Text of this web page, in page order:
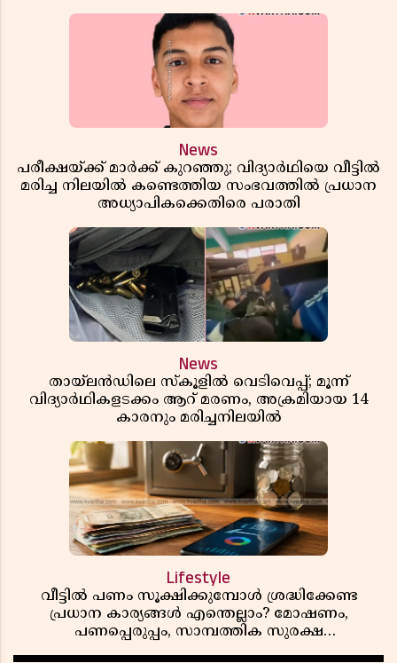
News
പരീക്ഷയ്ക്ക് മാർക്ക് കുറഞ്ഞു; വിദ്യാർഥിയെ വീട്ടിൽ
മരിച്ച നിലയിൽ കണ്ടെത്തിയ സംഭവത്തിൽ പ്രധാന
അധ്യാപികക്കെതിരെ പരാതി
News
തായ്‌ലൻഡിലെ സ്‌കൂളിൽ വെടിവെപ്പ്; മൂന്ന്
വിദ്യാർഥികളടക്കം ആറ് മരണം, അക്രമിയായ 14
കാരനും മരിച്ചനിലയിൽ
Lifestyle
വീട്ടിൽ പണം സൂക്ഷിക്കുമ്പോൾ ശ്രദ്ധിക്കേണ്ട
പ്രധാന കാര്യങ്ങൾ എന്തെല്ലാം? മോഷണം,
പണപ്പെരുപ്പം, സാമ്പത്തിക സുരക്ഷ